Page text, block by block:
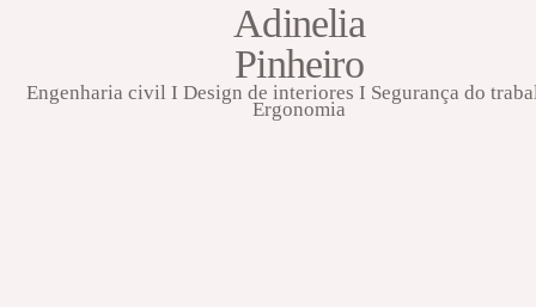
Adinelia
Pinheiro
Engenharia civil I Design de interiores I Segurança do
Ergonomia